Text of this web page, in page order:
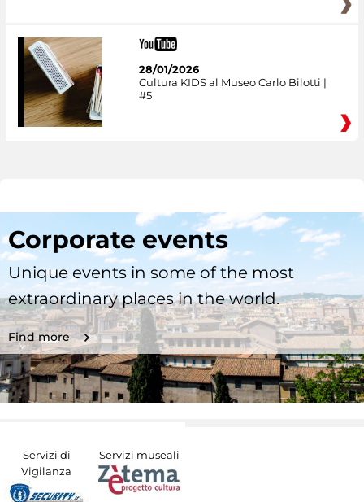
28/01/2026
Cultura KIDS al Museo Carlo Bilotti |
#5
Corporate events
Unique events in some of the most
extraordinary places in the world.
Find more
Servizi di
Vigilanza
Servizi museali